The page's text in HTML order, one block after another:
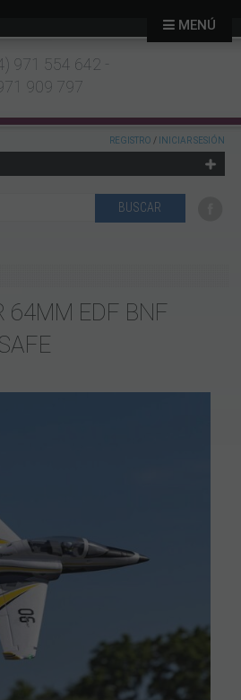
971 554 642 -
909 797
REGISTRO / INICIAR SESIÓN
MENÚ
64MM EDF BNF